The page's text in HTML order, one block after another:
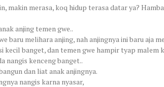
makin merasa, koq hidup terasa datar ya?
anjing temen gwe..
baru melihara anjing, nah anjingnya ini baru aja
kecil banget, dan temen gwe hampir tyap malem
nangis kenceng banget..
dan liat anak anjingnya.
nangis karna nyasar,